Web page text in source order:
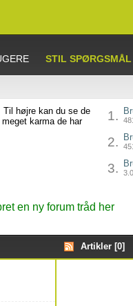
STIL SPØRGSMÅL
Til højre kan du se de
karma de har
1.
2.
3.
en ny forum tråd her
Artikler [0]